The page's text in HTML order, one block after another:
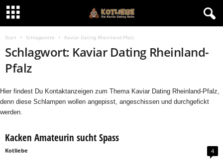
Start Schlagworte Kaviar Dating Rheinland-Pfalz
Schlagwort: Kaviar Dating Rheinland-
Pfalz
Hier findest Du Kontaktanzeigen zum Thema Kaviar Dating Rheinland-Pfalz,
denn diese Schlampen wollen angepisst, angeschissen und durchgefickt
werden.
Kacken Amateurin sucht Spass
Kotliebe 4